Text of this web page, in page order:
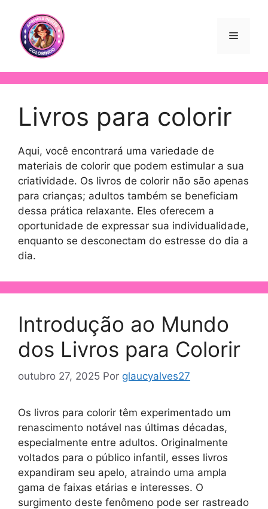
Livros para colorir
Aqui, você encontrará uma variedade de
materiais de colorir que podem estimular a sua
criatividade. Os livros de colorir não são apenas
para crianças; adultos também se beneficiam
dessa prática relaxante. Eles oferecem a
oportunidade de expressar sua individualidade,
enquanto se desconectam do estresse do dia a
dia.
Introdução ao Mundo
dos Livros para Colorir
outubro 27, 2025 Por glaucyalves27
Os livros para colorir têm experimentado um
renascimento notável nas últimas décadas,
especialmente entre adultos. Originalmente
voltados para o público infantil, esses livros
expandiram seu apelo, atraindo uma ampla
gama de faixas etárias e interesses. O
surgimento deste fenômeno pode ser rastreado